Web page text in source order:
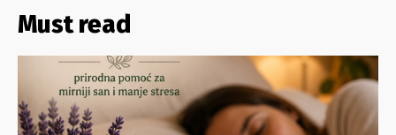
Must read